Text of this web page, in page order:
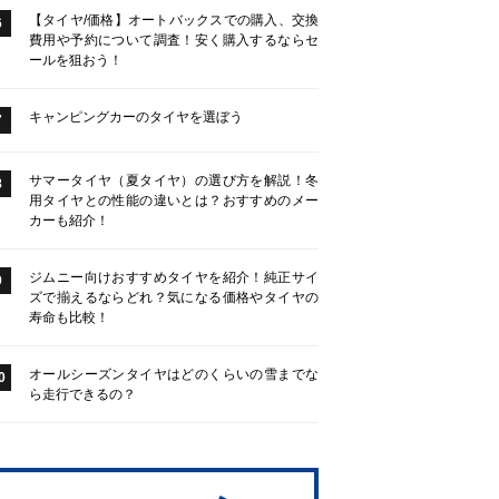
【タイヤ/価格】オートバックスでの購入、交換
費用や予約について調査！安く購入するならセ
ールを狙おう！
キャンピングカーのタイヤを選ぼう
サマータイヤ（夏タイヤ）の選び方を解説！冬
用タイヤとの性能の違いとは？おすすめのメー
カーも紹介！
ジムニー向けおすすめタイヤを紹介！純正サイ
ズで揃えるならどれ？気になる価格やタイヤの
寿命も比較！
オールシーズンタイヤはどのくらいの雪までな
ら走行できるの？